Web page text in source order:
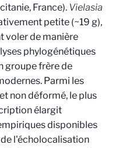
France). Vielasia
petite (~19 g),
voler de manière
phylogénétiques
groupe frère de
Parmi les
non déformé, le plus
élargit
disponibles
l'écholocalisation